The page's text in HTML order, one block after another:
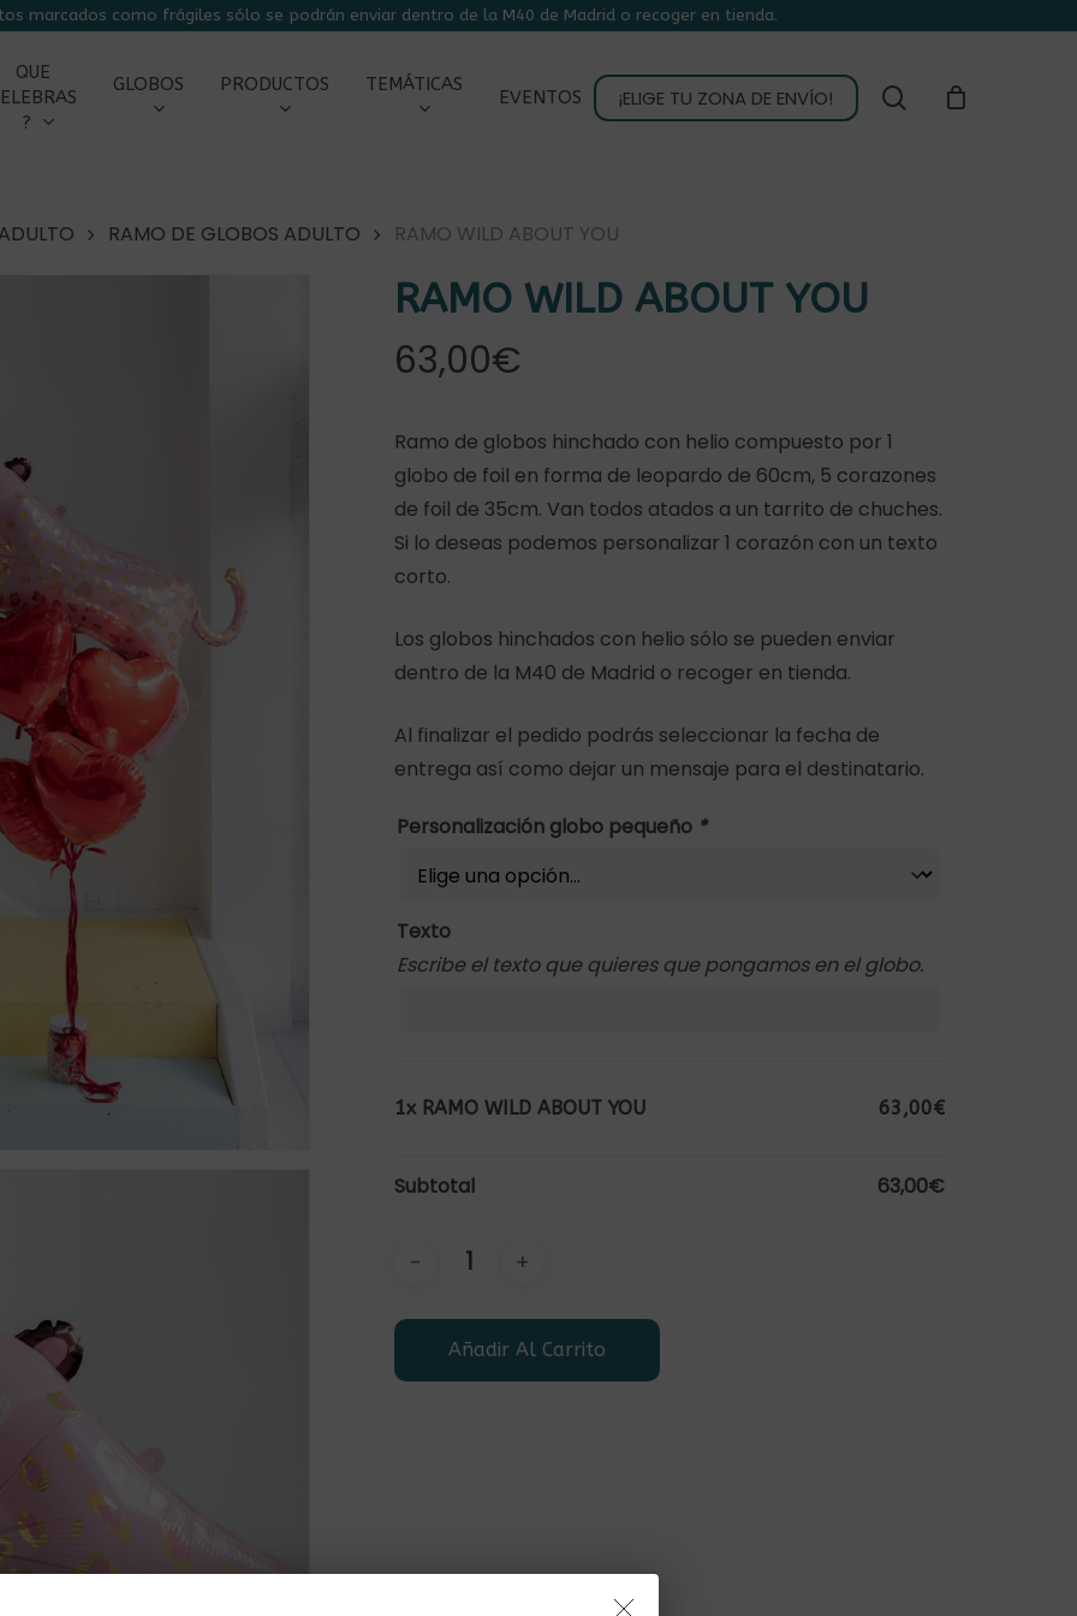
marcados como frágiles sólo se podrán enviar dentro de la M40 de Madrid o recoger en tienda.
QUE
?
GLOBOS PRODUCTOS TEMÁTICAS
EVENTOS ¡ELIGE TU ZONA DE ENVÍO! buscar
RAMO DE GLOBOS ADULTO RAMO WILD ABOUT YOU
RAMO WILD ABOUT YOU
63,00€
Ramo de globos hinchado con helio compuesto por 1
globo de foil en forma de leopardo de 60cm, 5 corazones
de foil de 35cm. Van todos atados a un tarrito de chuches.
Si lo deseas podemos personalizar 1 corazón con un texto
corto.
Los globos hinchados con helio sólo se pueden enviar
dentro de la M40 de Madrid o recoger en tienda.
Al finalizar el pedido podrás seleccionar la fecha de
entrega así como dejar un mensaje para el destinatario.
Personalización globo pequeño *
Texto
Escribe el texto que quieres que pongamos en el globo.
1x RAMO WILD ABOUT YOU 63,00€
Subtotal 63,00€
Añadir Al Carrito